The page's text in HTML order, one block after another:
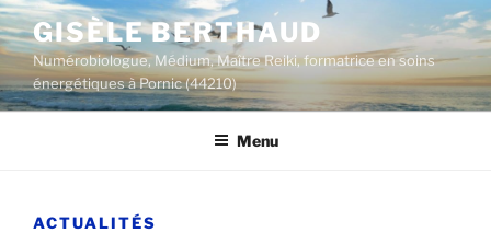
Aller
au
contenu
principal
GISÈLE BERTHAUD
Numérobiologue, Médium, Maître Reiki, formatrice en soins
énergétiques à Pornic (44210)
Menu
ACTUALITÉS